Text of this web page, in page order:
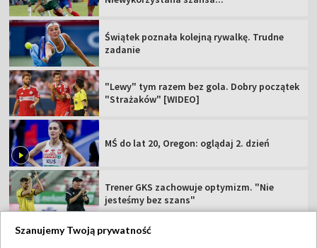
Świątek poznała kolejną rywalkę. Trudne
zadanie
"Lewy" tym razem bez gola. Dobry początek
"Strażaków" [WIDEO]
MŚ do lat 20, Oregon: oglądaj 2. dzień
Trener GKS zachowuje optymizm. "Nie
jesteśmy bez szans"
Szanujemy Twoją prywatność